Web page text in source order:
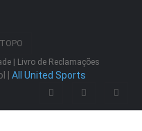
Livro de Reclamações
| All United Sports